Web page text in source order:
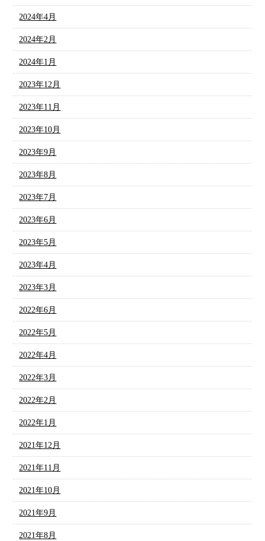
2024年4月
2024年2月
2024年1月
2023年12月
2023年11月
2023年10月
2023年9月
2023年8月
2023年7月
2023年6月
2023年5月
2023年4月
2023年3月
2022年6月
2022年5月
2022年4月
2022年3月
2022年2月
2022年1月
2021年12月
2021年11月
2021年10月
2021年9月
2021年8月